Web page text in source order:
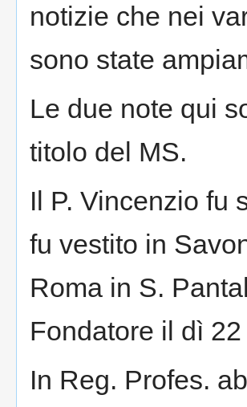
notizie che nei
sono state
Le due note qui
titolo del MS.
Il P. Vincenzio fu
fu vestito in
Roma in S.
Fondatore il dì
In Reg. Profes.